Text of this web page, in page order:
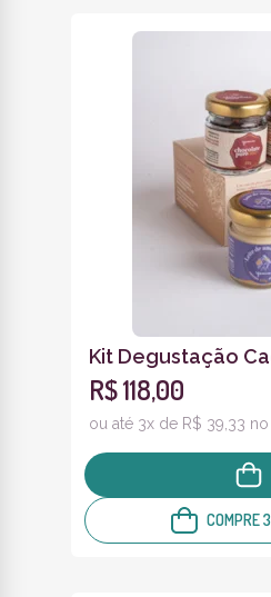
Kit Degustação
R$ 118,00
ou até 3x de R$ 39,33
COMPRE